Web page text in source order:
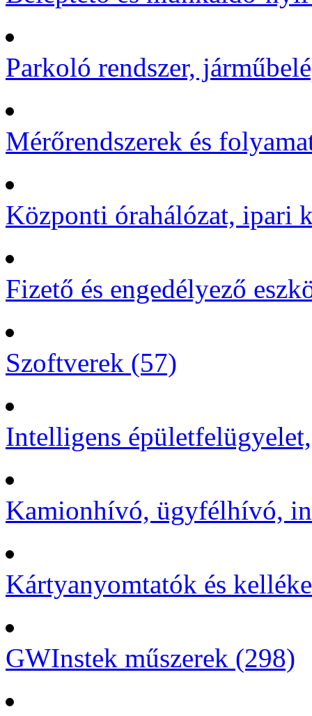
Parkoló rendszer,
Mérőrendszerek és
Központi órahálózat, ipari
Fizető és engedélyező
Szoftverek (57)
Intelligens
Kamionhívó, ügyfélhívó,
Kártyanyomtatók és
GWInstek műszerek (298)